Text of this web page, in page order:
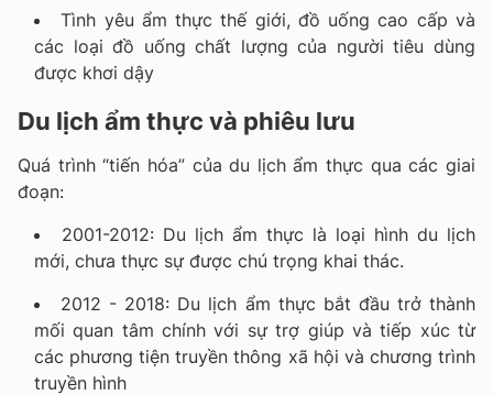
Tình yêu ẩm thực thế giới, đồ uống cao cấp và
các loại đồ uống chất lượng của người tiêu dùng
được khơi dậy
Du lịch ẩm thực và phiêu lưu
Quá trình “tiến hóa” của du lịch ẩm thực qua các giai
đoạn:
2001-2012: Du lịch ẩm thực là loại hình du lịch
mới, chưa thực sự được chú trọng khai thác.
2012 - 2018: Du lịch ẩm thực bắt đầu trở thành
mối quan tâm chính với sự trợ giúp và tiếp xúc từ
các phương tiện truyền thông xã hội và chương trình
truyền hình